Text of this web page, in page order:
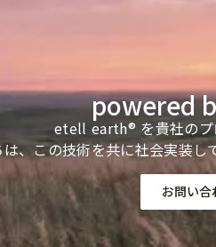
powered
etell earth® を貴社のプ
、この技術を共に社会実装し
お問い合